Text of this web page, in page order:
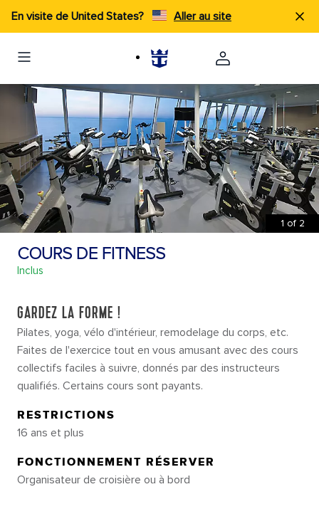
En visite de United States? Aller au site
1 of 2
COURS DE FITNESS
Inclus
GARDEZ LA FORME !
Pilates, yoga, vélo d'intérieur, remodelage du corps, etc.
Faites de l'exercice tout en vous amusant avec des cours
collectifs faciles à suivre, donnés par des instructeurs
qualifiés. Certains cours sont payants.
RESTRICTIONS
16 ans et plus
FONCTIONNEMENT RÉSERVER
Organisateur de croisière ou à bord